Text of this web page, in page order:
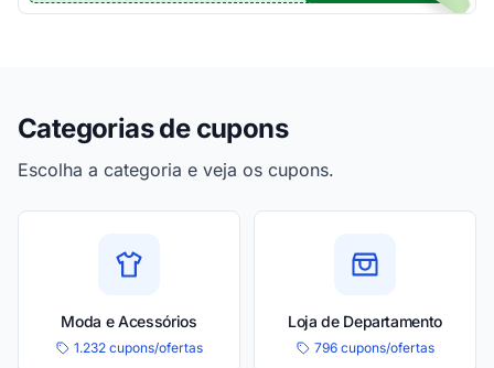
Categorias de cupons
Escolha a categoria e veja os cupons.
Moda e Acessórios
1.232 cupons/ofertas
Loja de Departamento
796 cupons/ofertas